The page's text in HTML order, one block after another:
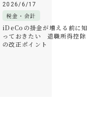
2026/6/17
税金・会計
iDeCoの掛金が増える前に知
っておきたい 退職所得控除
の改正ポイント